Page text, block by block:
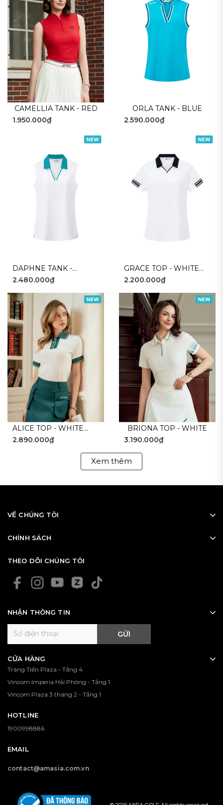
CAMELLIA TANK - RED
1.950.000₫
ORLA TANK - BLUE
2.590.000₫
DAPHNE TANK -
WHITE GREEN
2.480.000₫
GRACE TOP - WHITE
BLACK
2.200.000₫
ALICE TOP - WHITE
GREEN
2.890.000₫
BRIONA TOP - WHITE
3.190.000₫
Xem thêm
VỀ CHÚNG TÔI
CHÍNH SÁCH
THEO DÕI CHÚNG TÔI
NHẬN THÔNG TIN
GỬI
CỬA HÀNG
Tràng Tiền Plaza - Tầng 4
Vincom Imperia Hải Phòng - Tầng 1
Vincom Plaza 3 tháng 2 - Tầng 1
HOTLINE
1900998886
EMAIL
contact@amasia.com.vn